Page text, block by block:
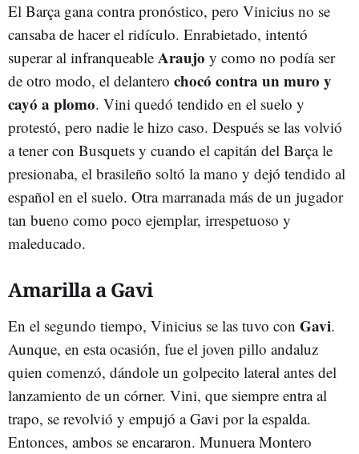
El Barça gana contra pronóstico, pero Vinicius no se
cansaba de hacer el ridículo. Enrabietado, intentó
superar al infranqueable Araujo y como no podía ser
de otro modo, el delantero chocó contra un muro y
cayó a plomo. Vini quedó tendido en el suelo y
protestó, pero nadie le hizo caso. Después se las volvió
a tener con Busquets y cuando el capitán del Barça le
presionaba, el brasileño soltó la mano y dejó tendido al
español en el suelo. Otra marranada más de un jugador
tan bueno como poco ejemplar, irrespetuoso y
maleducado.
Amarilla a Gavi
En el segundo tiempo, Vinicius se las tuvo con Gavi.
Aunque, en esta ocasión, fue el joven pillo andaluz
quien comenzó, dándole un golpecito lateral antes del
lanzamiento de un córner. Vini, que siempre entra al
trapo, se revolvió y empujó a Gavi por la espalda.
Entonces, ambos se encararon. Munuera Montero